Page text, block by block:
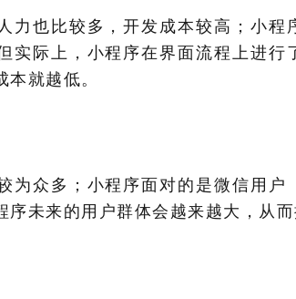
力也比较多，开发成本较高；小程
实际上，小程序在界面流程上进行
就越低。
为众多；小程序面对的是微信用户
未来的用户群体会越来越大，从而